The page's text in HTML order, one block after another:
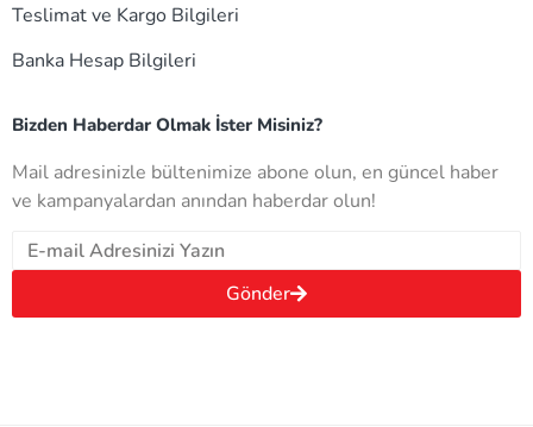
Teslimat ve Kargo Bilgileri
Banka Hesap Bilgileri
Bizden Haberdar Olmak İster Misiniz?
Mail adresinizle bültenimize abone olun, en güncel haber
ve kampanyalardan anından haberdar olun!
Gönder